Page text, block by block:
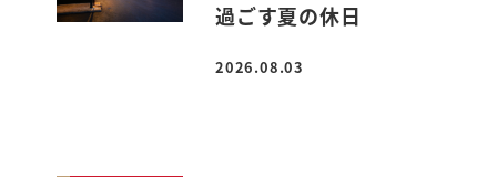
過ごす夏の休日
投稿日
2026.08.03